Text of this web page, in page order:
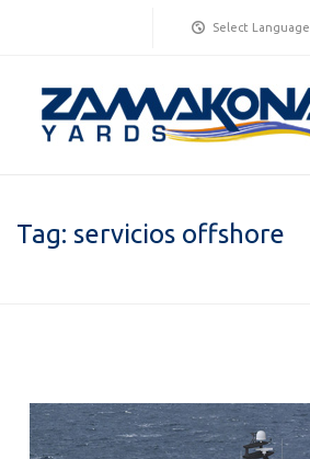
Select Language
Tag: servicios offshore